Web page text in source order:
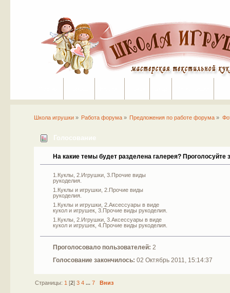
Школа игрушки» Работа форума » Предложения по работе форума »
Голосование
На какие темы будет разделена галерея? Проголосуйте
1.Куклы, 2.Игрушки, 3.Прочие виды
рукоделия.
1.Куклы и игрушки, 2.Прочие виды
рукоделия.
1.Куклы и игрушки, 2.Аксессуары в виде
кукол и игрушек, 3.Прочие виды рукоделия.
1.Куклы, 2.Игрушки, 3.Аксессуары в виде
кукол и игрушек, 4.Прочие виды рукоделия.
Проголосовало пользователей: 2
Голосование закончилось: 02 Октябрь 2011, 15:14:37
Страницы: 1 [2] 3 4 ... 7 Вниз